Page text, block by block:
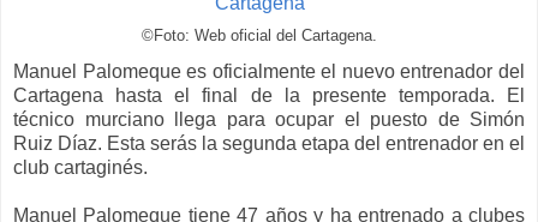
©Foto: Web oficial del Cartagena.
Manuel Palomeque es oficialmente el nuevo entrenador del
Cartagena hasta el final de la presente temporada. El
técnico murciano llega para ocupar el puesto de Simón
Ruiz Díaz. Esta serás la segunda etapa del entrenador en el
club cartaginés.
Manuel Palomeque tiene 47 años y ha entrenado a clubes